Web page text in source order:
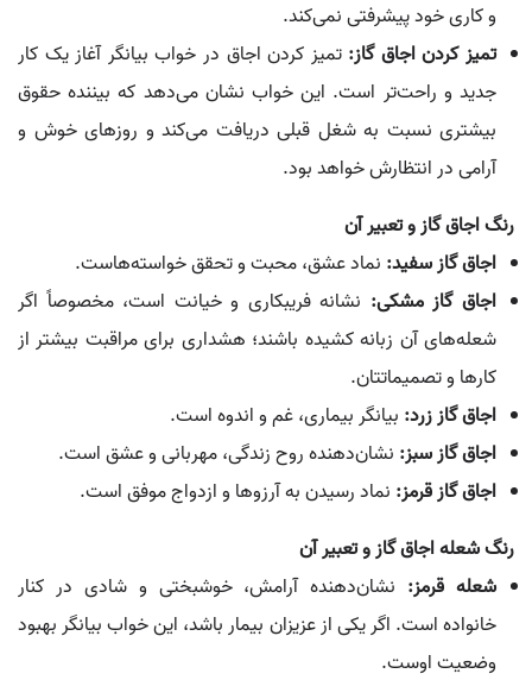
و کاری خود پیشرفتی نمی‌کند.
تمیز کردن اجاق گاز:تمیز کردن اجاق در خواب بیانگر آغاز یک کار
جدید و راحت‌تر است. این خواب نشان می‌دهد که بیننده حقوق
بیشتری نسبت به شغل قبلی دریافت می‌کند و روزهای خوش و
آرامی در انتظارش خواهد بود.
رنگ اجاق گاز و تعبیر آن
اجاق گاز سفید: نماد عشق، محبت و تحقق خواسته‌هاست.
اجاق گاز مشکی: نشانه فریبکاری و خیانت است، مخصوصاً اگر
شعله‌های آن زبانه کشیده باشند؛ هشداری برای مراقبت بیشتر از
کارها و تصمیماتتان.
اجاق گاز زرد: بیانگر بیماری، غم و اندوه است.
اجاق گاز سبز: نشان‌دهنده روح زندگی، مهربانی و عشق است.
اجاق گاز قرمز: نماد رسیدن به آرزوها و ازدواج موفق است.
رنگ شعله اجاق گاز و تعبیر آن
شعله قرمز: نشان‌دهنده آرامش، خوشبختی و شادی در کنار
خانواده است. اگر یکی از عزیزان بیمار باشد، این خواب بیانگر بهبود
وضعیت اوست.